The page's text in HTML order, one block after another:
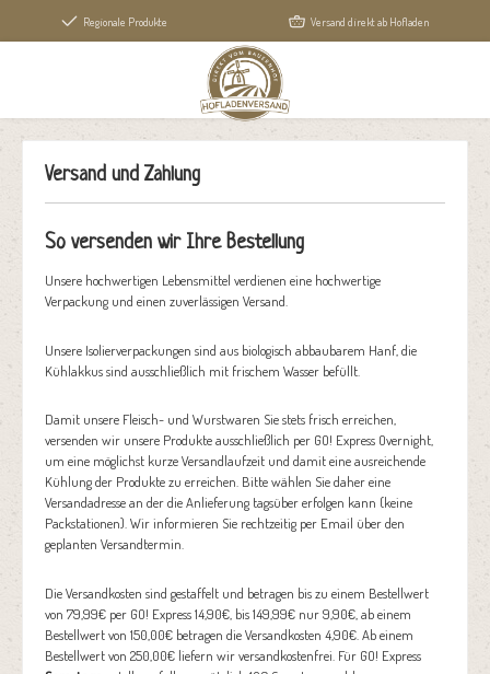
springen Regionale Produkte Versand direkt ab Hofladen
Versand und Zahlung
So versenden wir Ihre Bestellung
Unsere hochwertigen Lebensmittel verdienen eine hochwertige
Verpackung und einen zuverlässigen Versand.
Unsere Isolierverpackungen sind aus biologisch abbaubarem Hanf, die
Kühlakkus sind ausschließlich mit frischem Wasser befüllt.
Damit unsere Fleisch- und Wurstwaren Sie stets frisch erreichen,
versenden wir unsere Produkte ausschließlich per GO! Express Overnight,
um eine möglichst kurze Versandlaufzeit und damit eine ausreichende
Kühlung der Produkte zu erreichen. Bitte wählen Sie daher eine
Versandadresse an der die Anlieferung tagsüber erfolgen kann (keine
Packstationen). Wir informieren Sie rechtzeitig per Email über den
geplanten Versandtermin.
Die Versandkosten sind gestaffelt und betragen bis zu einem Bestellwert
von 79,99€ per GO! Express 14,90€, bis 149,99€ nur 9,90€, ab einem
Bestellwert von 150,00€ betragen die Versandkosten 4,90€. Ab einem
Bestellwert von 250,00€ liefern wir versandkostenfrei. Für GO! Express